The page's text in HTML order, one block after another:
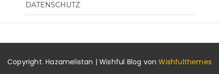
DATENSCHUTZ
Copyright. Hazamelistan | Wishful Blog vonWishfulthemes